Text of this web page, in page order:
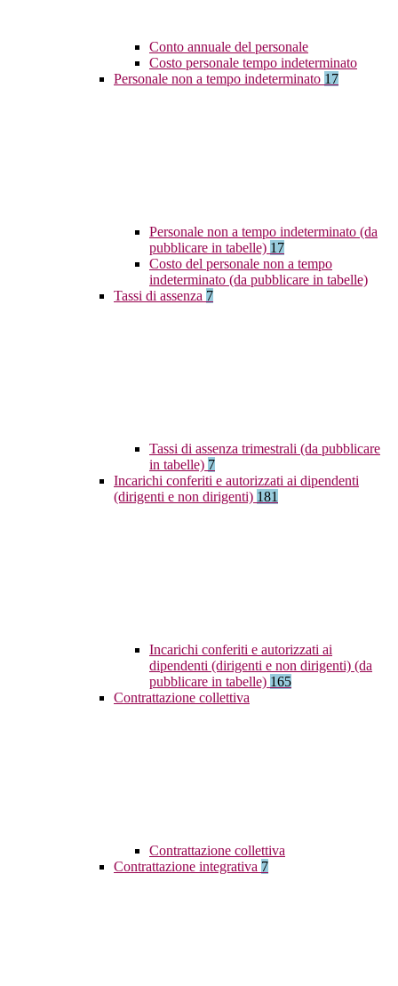
Conto annuale del personale
Costo personale tempo indeterminato
Personale non a tempo indeterminato 17
Personale non a tempo indeterminato (da
pubblicare in tabelle) 17
Costo del personale non a tempo
indeterminato (da pubblicare in tabelle)
Tassi di assenza 7
Tassi di assenza trimestrali (da pubblicare
in tabelle) 7
Incarichi conferiti e autorizzati ai dipendenti
(dirigenti e non dirigenti) 181
Incarichi conferiti e autorizzati ai
dipendenti (dirigenti e non dirigenti) (da
pubblicare in tabelle) 165
Contrattazione collettiva
Contrattazione collettiva
Contrattazione integrativa 7